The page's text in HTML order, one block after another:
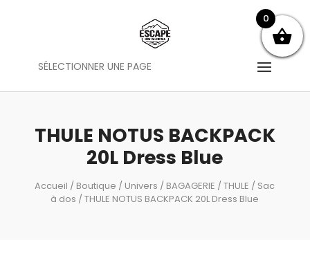
SÉLECTIONNER UNE PAGE
THULE NOTUS BACKPACK
20L Dress Blue
Accueil / Boutique / Univers / BAGAGERIE /THULE / Sac
à dos / THULE NOTUS BACKPACK 20L Dress Blue
0